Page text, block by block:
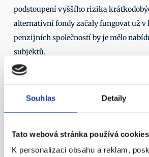
Souhlas Detaily
Tato webová stránka používá cookies
K personalizaci obsahu a reklam,
podstoupení vyššího rizika
alternativní fondy začaly fungovat už v
penzijních společností by je mělo
subjektů.